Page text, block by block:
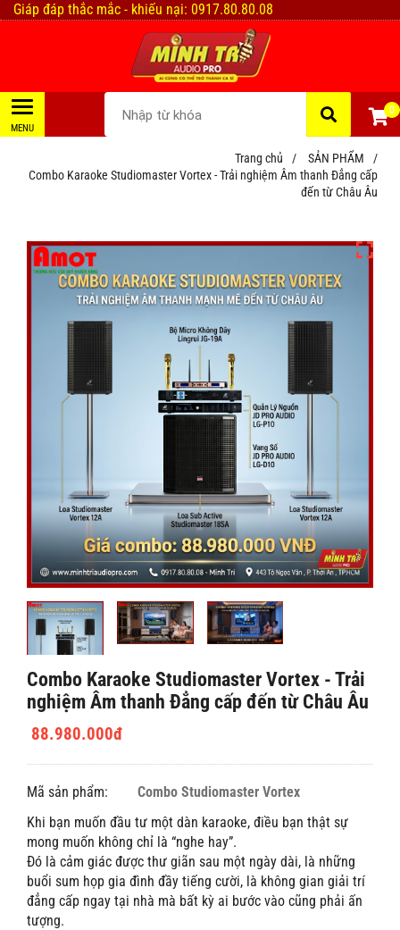
Giáp đáp thắc mắc - khiếu nại: 0917.80.80.08
0
Trang chủ / SẢN PHẨM
/
Combo Karaoke Studiomaster Vortex - Trải nghiệm Âm thanh Đẳng cấp
đến từ Châu Âu
Combo Karaoke Studiomaster Vortex - Trải
nghiệm Âm thanh Đẳng cấp đến từ Châu Âu
88.980.000đ
Mã sản phẩm:
Combo Studiomaster Vortex
Khi bạn muốn đầu tư một dàn karaoke, điều bạn thật sự
mong muốn không chỉ là “nghe hay”.
Đó là cảm giác được thư giãn sau một ngày dài, là những
buổi sum họp gia đình đầy tiếng cười, là không gian giải trí
đẳng cấp ngay tại nhà mà bất kỳ ai bước vào cũng phải ấn
tượng.